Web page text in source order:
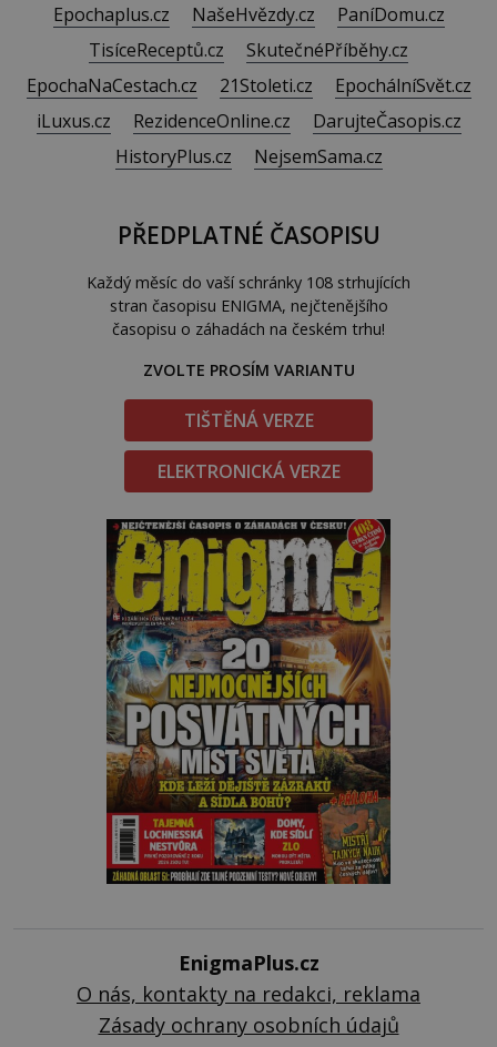
Epochaplus.cz NašeHvězdy.cz
PaníDomu.cz
TisíceReceptů.cz
SkutečnéPříběhy.cz
EpochaNaCestach.cz
21Stoleti.cz
EpochálníSvět.cz
iLuxus.cz
RezidenceOnline.cz
DarujteČasopis.cz
HistoryPlus.cz
NejsemSama.cz
PŘEDPLATNÉ ČASOPISU
Každý měsíc do vaší schránky 108 strhujících
stran časopisu ENIGMA, nejčtenějšího
časopisu o záhadách na českém trhu!
ZVOLTE PROSÍM VARIANTU
TIŠTĚNÁ VERZE
ELEKTRONICKÁ VERZE
EnigmaPlus.cz
O nás, kontakty na redakci, reklama
Zásady ochrany osobních údajů